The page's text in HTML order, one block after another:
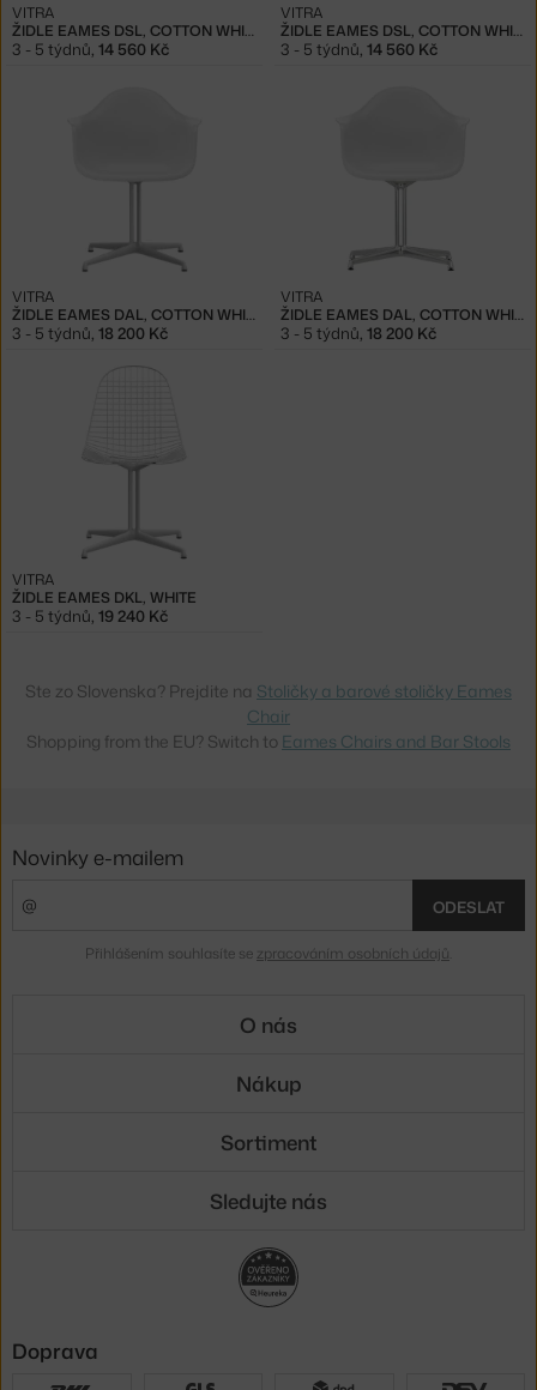
ŽIDLE EAMES DSL, COTTON WHITE
VITRA
3 - 5 týdnů 14 560 Kč
ŽIDLE EAMES DSL, COTTON WHITE/POLISHED ALUMINUM
VITRA
3 - 5 týdnů 14 560 Kč
ŽIDLE EAMES DAL, COTTON WHITE
VITRA
3 - 5 týdnů 18 200 Kč
ŽIDLE EAMES DAL, COTTON WHITE/POLISHED ALUMINUM
VITRA
3 - 5 týdnů 18 200 Kč
ŽIDLE EAMES DKL, WHITE
VITRA
3 - 5 týdnů, 19 240 Kč
Ste zo Slovenska? Prejdite na Stoličky a barové stoličky Eames
Chair
Shopping from the EU? Switch to Eames Chairs and Bar Stools
Novinky e-mailem
ODESLAT
Přihlášením souhlasíte se zpracováním osobních údajů
O nás
Nákup
Sortiment
Sledujte nás
Doprava